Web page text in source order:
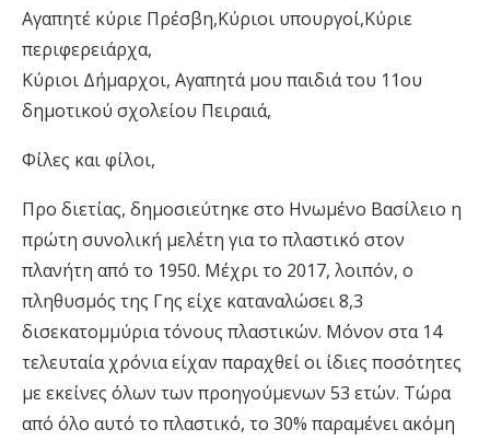
Αγαπητέ κύριε Πρέσβη,Κύριοι υπουργοί,Κύριε
περιφερειάρχα,
Κύριοι Δήμαρχοι, Αγαπητά μου παιδιά του 11ου
δημοτικού σχολείου Πειραιά,
Φίλες και φίλοι,
Προ διετίας, δημοσιεύτηκε στο Ηνωμένο Βασίλειο η
πρώτη συνολική μελέτη για το πλαστικό στον
πλανήτη από το 1950. Μέχρι το 2017, λοιπόν, ο
πληθυσμός της Γης είχε καταναλώσει 8,3
δισεκατομμύρια τόνους πλαστικών. Μόνον στα 14
τελευταία χρόνια είχαν παραχθεί οι ίδιες ποσότητες
με εκείνες όλων των προηγούμενων 53 ετών. Τώρα
από όλο αυτό το πλαστικό, το 30% παραμένει ακόμη